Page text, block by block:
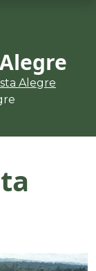
Alegre